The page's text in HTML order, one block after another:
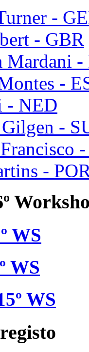
-
- GBR
Mardani
-
- NED
-
-
WS
WS
WS